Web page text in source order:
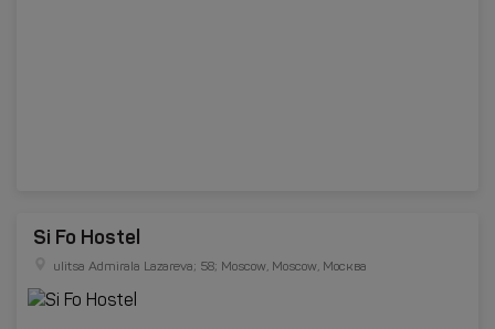
Si Fo Hostel
ulitsa Admirala Lazareva; 58; Moscow, Moscow, Москва